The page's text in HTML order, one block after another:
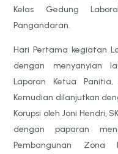
Kelas Gedung
Pangandaran.
Hari Pertama kegiatan
dengan menyanyian
Laporan Ketua
Kemudian dilanjutkan
Korupsi oleh Joni Hendri,
dengan paparan
Pembangunan Zona